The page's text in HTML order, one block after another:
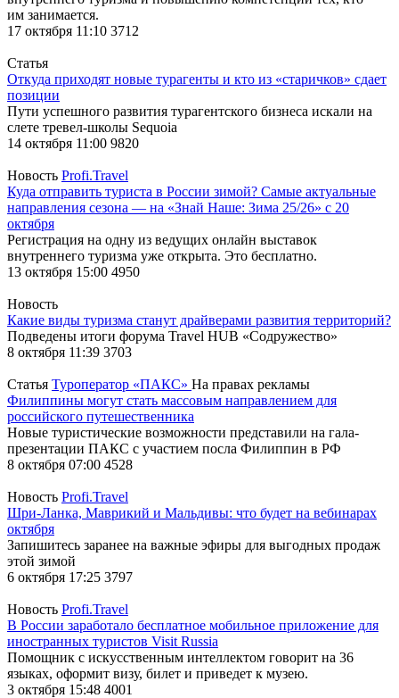
им занимается.
17 октября 11:10 3712
Статья
Откуда приходят новые турагенты и кто из «старичков» сдает
позиции
Пути успешного развития турагентского бизнеса искали на
слете тревел-школы Sequoia
14 октября 11:00 9820
Новость Profi.Travel
Куда отправить туриста в России зимой? Самые актуальные
направления сезона — на «Знай Наше: Зима 25/26» с 20
октября
Регистрация на одну из ведущих онлайн выставок
внутреннего туризма уже открыта. Это бесплатно.
13 октября 15:00 4950
Новость
Какие виды туризма станут драйверами развития территорий?
Подведены итоги форума Travel HUB «Содружество»
8 октября 11:39 3703
Статья Туроператор «ПАКС» На правах рекламы
Филиппины могут стать массовым направлением для
российского путешественника
Новые туристические возможности представили на гала-
презентации ПАКС с участием посла Филиппин в РФ
8 октября 07:00 4528
Новость Profi.Travel
Шри-Ланка, Маврикий и Мальдивы: что будет на вебинарах
октября
Запишитесь заранее на важные эфиры для выгодных продаж
этой зимой
6 октября 17:25 3797
Новость Profi.Travel
В России заработало бесплатное мобильное приложение для
иностранных туристов Visit Russia
Помощник с искусственным интеллектом говорит на 36
языках, оформит визу, билет и приведет к музею.
3 октября 15:48 4001